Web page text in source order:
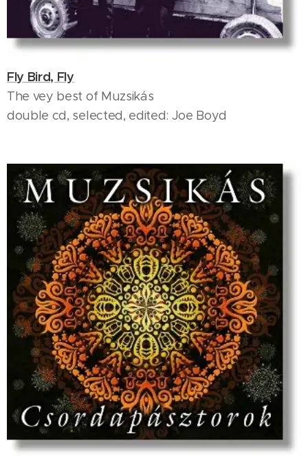
Fly Bird, Fly
The vey best of Muzsikás
double cd, selected, edited: Joe Boyd